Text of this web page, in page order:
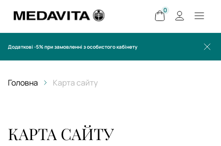
0
Додаткові -5% при замовленні з особистого кабінету
Головна Карта сайту
КАРТА САЙТУ